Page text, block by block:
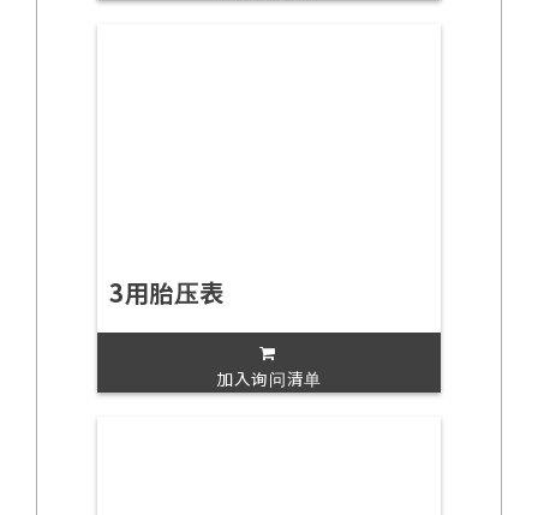
3用胎压表
加入询问清单